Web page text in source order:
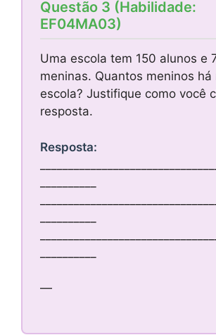
Questão 3 (Habilidade:
EF04MA03)
Uma escola tem 150 alunos e
meninas. Quantos meninos há
escola? Justifique como você
resposta.
Resposta:
—